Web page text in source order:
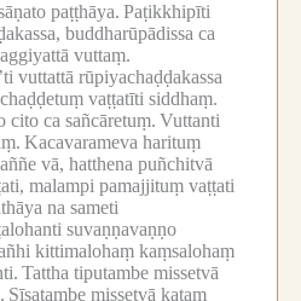
paṭṭhāya. Paṭikkhipīti
buddharūpādissa ca
vuttaṃ.
vuttattā rūpiyachaḍḍakassa
vaṭṭatīti siddhaṃ.
ca sañcāretuṃ. Vuttanti
Kacavarameva harituṃ
vā, hatthena puñchitvā
malampi pamajjituṃ vaṭṭati
na sameti
suvaṇṇavaṇṇo
kittimalohaṃ kaṃsalohaṃ
Tattha tiputambe missetvā
Sīsatambe missetvā kataṃ